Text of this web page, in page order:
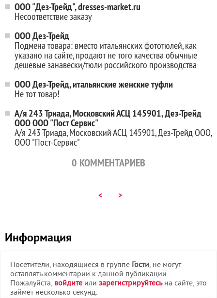
ООО "Дез-Трейд", dresses-market.ru
Несоответствие заказу
ООО Дез-Трейд
Подмена товара: вместо итальянских фототюлей, как
указано на сайте, продают не того качества обычные
дешевые занавески/тюли российского производства
ООО Дез-Трейд, итальянские женские туфли
Не тот товар!
А/я 243 Триада, Московский АСЦ 145901, Дез-Трейд
ООО ООО "Пост Сервис"
А/я 243 Триада, Московский АСЦ 145901, Дез-Трейд ООО,
ООО "Пост-Сервис"
0 КОММЕНТАРИЕВ
< >
Информация
Посетители, находящиеся в группе Гости, не могут
оставлять комментарии к данной публикации.
Пожалуйста, войдите или зарегистрируйтесьна сайте, это
займет несколько секунд.